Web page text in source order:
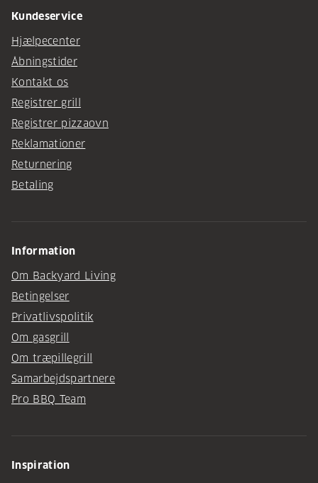
Kundeservice
Hjælpecenter
Åbningstider
Kontakt os
Registrer grill
Registrer pizzaovn
Reklamationer
Returnering
Betaling
Information
Om Backyard Living
Betingelser
Privatlivspolitik
Om gasgrill
Om træpillegrill
Samarbejdspartnere
Pro BBQ Team
Inspiration